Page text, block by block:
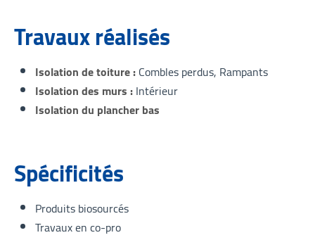
Travaux réalisés
Isolation de toiture Combles perdus Rampants
Isolation des murs Intérieur
Isolation du plancher bas
Spécificités
Produits biosourcés
Travaux en co-pro